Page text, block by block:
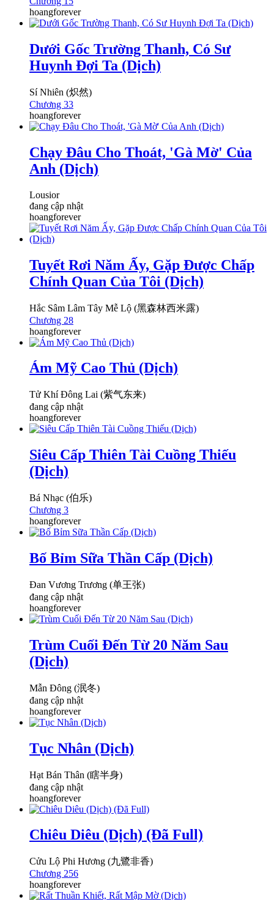
hoangforever
Dưới Gốc Trường Thanh, Có Sư
Huynh Đợi Ta (Dịch)
Sí Nhiên (炽然)
Chương 33
hoangforever
Chạy Đâu Cho Thoát, 'Gà Mờ' Của
Anh (Dịch)
Lousior
đang cập nhật
hoangforever
Tuyết Rơi Năm Ấy, Gặp Được Chấp
Chính Quan Của Tôi (Dịch)
Hắc Sâm Lâm Tây Mễ Lộ (黑森林西米露)
Chương 28
hoangforever
Ám Mỹ Cao Thủ (Dịch)
Tử Khí Đông Lai (紫气东来)
đang cập nhật
hoangforever
Siêu Cấp Thiên Tài Cuồng Thiếu
(Dịch)
Bá Nhạc (伯乐)
Chương 3
hoangforever
Bố Bỉm Sữa Thần Cấp (Dịch)
Đan Vương Trương (单王张)
đang cập nhật
hoangforever
Trùm Cuối Đến Từ 20 Năm Sau
(Dịch)
Mẫn Đông (泯冬)
đang cập nhật
hoangforever
Tục Nhân (Dịch)
Hạt Bán Thân (瞎半身)
đang cập nhật
hoangforever
Chiêu Diêu (Dịch) (Đã Full)
Cửu Lộ Phi Hương (九鷺非香)
Chương 256
hoangforever